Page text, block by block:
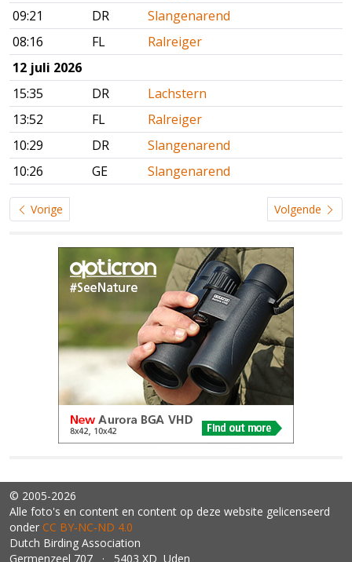
09:21
DR
Slangenarend
08:16
FL
Ralreiger
12 juli 2026
15:35
DR
Lachstern
13:52
FL
Ralreiger
10:29
DR
Slangenarend
10:26
GE Slangenarend
Vorige Volgende
© 2005-2026
Alle foto's en content en content op deze website gelicenseerd
onder CC BY‑NC‑ND 4.0
Dutch Birding Association
Germenzeel 707 · 5403 XD Uden